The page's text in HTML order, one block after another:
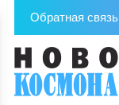
Обратная связь